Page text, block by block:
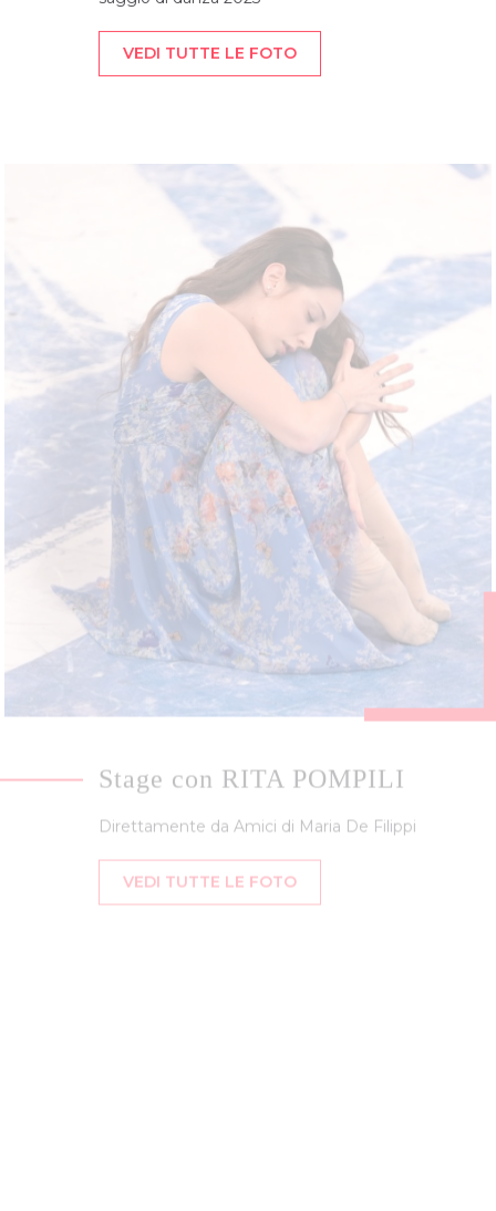
VEDI TUTTE LE FOTO
Stage con RITA POMPILI